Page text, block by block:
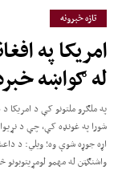
تازه خبرونه
امریکا په
له ګواښه
په ملګرو ملتونو کې د
شورا په غونډه کې، چې د
اړه جوړه شوې وه؛ ویلي: د
واشنګټن له مهمو